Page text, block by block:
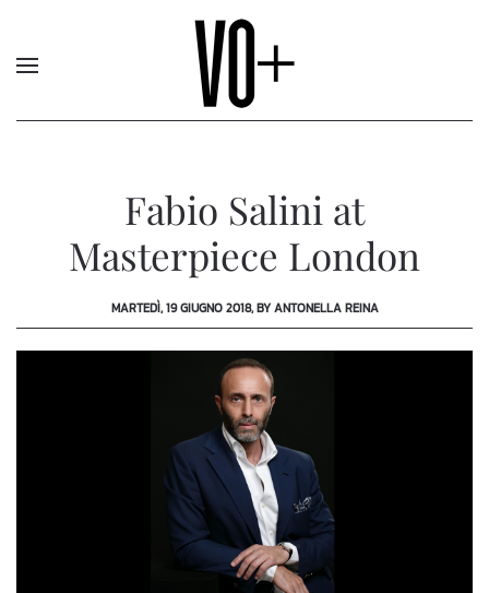
Fabio Salini at
Masterpiece London
MARTEDÌ, 19 GIUGNO 2018, BY ANTONELLA REINA